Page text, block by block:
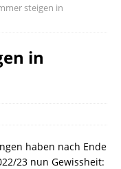
steigen in
in
haben nach Ende
23 nun Gewissheit: